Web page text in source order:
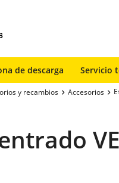
de descarga Servicio
y recambios Accesorios